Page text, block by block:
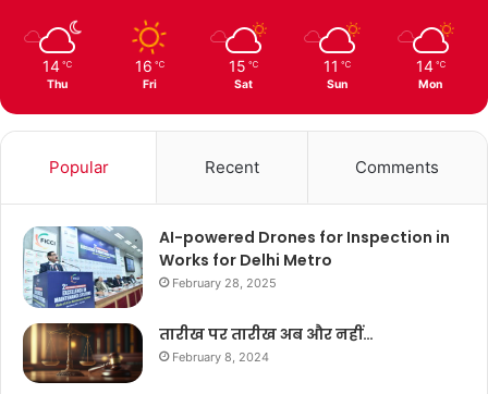
14 ℃
Thu
16 ℃
Fri
15 ℃
Sat
11 ℃
Sun
14 ℃
Mon
Popular Recent Comments
AI-powered Drones for Inspection in
Works for Delhi Metro
February 28, 2025
तारीख पर तारीख अब और नहीं…
February 8, 2024